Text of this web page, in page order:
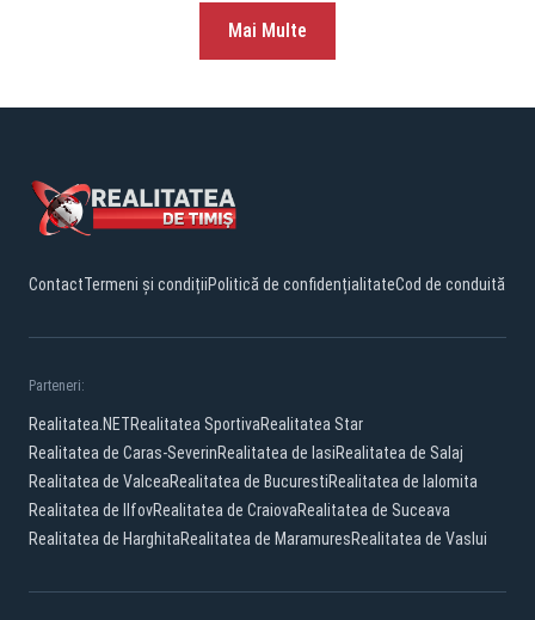
Mai Multe
ContactTermeni și condițiiPolitică de confidențialitateCod de conduită
Parteneri:
Realitatea.NETRealitatea SportivaRealitatea Star
Realitatea de Caras-SeverinRealitatea de IasiRealitatea de Salaj
Realitatea de ValceaRealitatea de BucurestiRealitatea de Ialomita
Realitatea de IlfovRealitatea de CraiovaRealitatea de Suceava
Realitatea de HarghitaRealitatea de MaramuresRealitatea de Vaslui